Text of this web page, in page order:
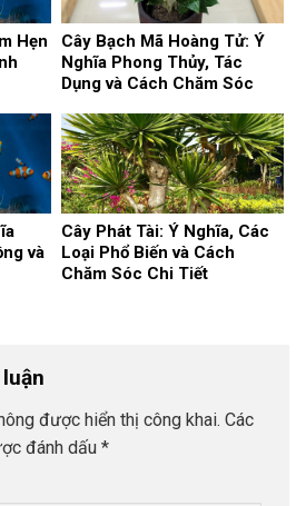
Hẹn
Cây Bạch Mã Hoàng Tử: Ý
Nghĩa Phong Thủy, Tác
Dụng và Cách Chăm Sóc
và
Cây Phát Tài: Ý Nghĩa, Các
Loại Phổ Biến và Cách
Chăm Sóc Chi Tiết
được hiển thị công khai. Các
đánh dấu *